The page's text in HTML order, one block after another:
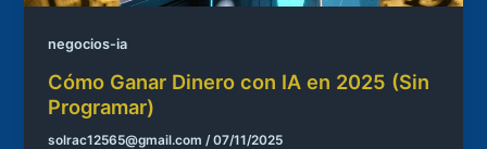
negocios-ia
Cómo Ganar Dinero con IA en 2025 (Sin
Programar)
solrac12565@gmail.com/07/11/2025